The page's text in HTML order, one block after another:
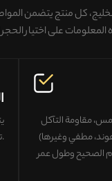
كل منتج يتضمن
علىاختيار
.
مقاومة التآكل
مطفي وغيرها)
الصحيح وطول عمر